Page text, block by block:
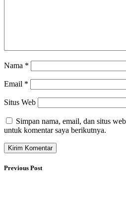
Nama *
Email *
Situs Web
Simpan nama, email, dan situs
untuk komentar saya berikutnya.
Previous Post